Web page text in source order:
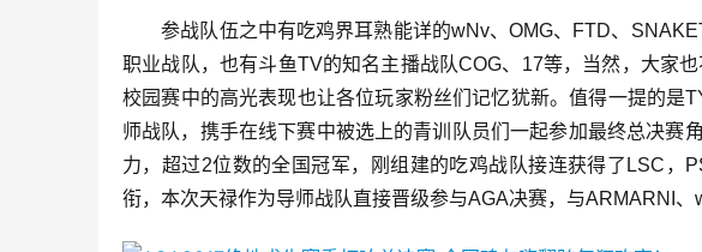
参战队伍之中有吃鸡界耳熟能详的wNv、OMG、FTD、
职业战队，也有斗鱼TV的知名主播战队COG、17等，当然，大家
校园赛中的高光表现也让各位玩家粉丝们记忆犹新。值得一提的是
师战队，携手在线下赛中被选上的青训队员们一起参加最终总决赛
力，超过2位数的全国冠军，刚组建的吃鸡战队接连获得了LSC，
衔，本次天禄作为导师战队直接晋级参与AGA决赛，与ARMARNI、